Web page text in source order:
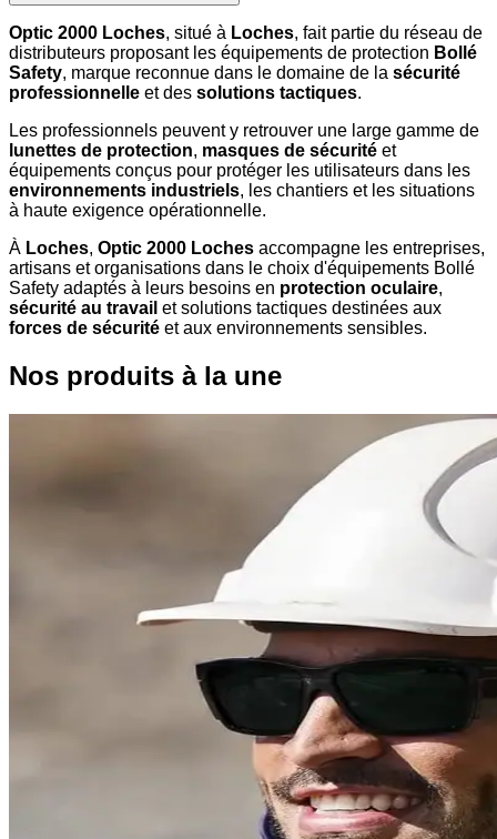
Optic 2000 Loches, situé à Loches, fait partie du réseau de
distributeurs proposant les équipements de protection Bollé
Safety, marque reconnue dans le domaine de la sécurité
professionnelle et des solutions tactiques.
Les professionnels peuvent y retrouver une large gamme de
lunettes de protection, masques de sécurité et
équipements conçus pour protéger les utilisateurs dans les
environnements industriels, les chantiers et les situations
à haute exigence opérationnelle.
À Loches, Optic 2000 Loches accompagne les entreprises,
artisans et organisations dans le choix d'équipements Bollé
Safety adaptés à leurs besoins en protection oculaire,
sécurité au travail et solutions tactiques destinées aux
forces de sécurité et aux environnements sensibles.
Nos produits à la une